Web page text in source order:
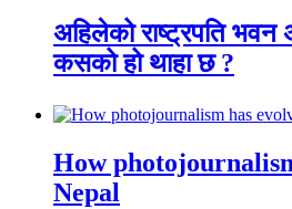
अहिलेको राष्ट्रपति भवन
कसको हो थाहा छ ?
How
Nepal